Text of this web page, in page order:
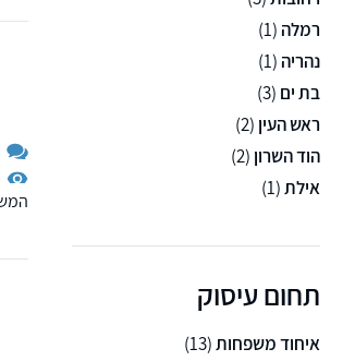
רמלה (1)
נהריה (1)
בת ים (3)
ראש העין (2)
הוד השרון (2)
אילת(1)
תחום עיסוק
איחוד משפחות(13)